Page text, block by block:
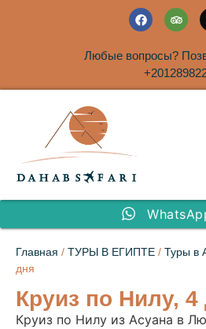
Любые вопросы?
Главная / ТУРЫ В ЕГИПТЕ / Туры в
дня
Круиз по Нилу, 4
Круиз по Нилу из Асуана в